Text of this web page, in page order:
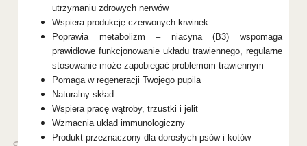
utrzymaniu zdrowych nerwów
Wspiera produkcję czerwonych krwinek
Poprawia metabolizm – niacyna (B3) wspomaga
prawidłowe funkcjonowanie układu trawiennego, regularne
stosowanie może zapobiegać problemom trawiennym
Pomaga w regeneracji Twojego pupila
Naturalny skład
Wspiera pracę wątroby, trzustki i jelit
Wzmacnia układ immunologiczny
Produkt przeznaczony dla dorosłych psów i kotów